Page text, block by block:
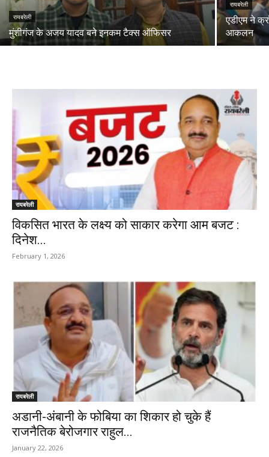
रायबरेली
मुंशीगंज के अजय यादव बने इनकम टैक्स ऑफिसर
रायबरेली
एडीएम ने
आकलन
रायबरेली
विकसित भारत के लक्ष्य को साकार करेगा आम बजट :
दिनेश...
February 1, 2026
रायबरेली
अडानी-अंबानी के फोबिया का शिकार हो चुके हैं
राजनैतिक बेरोजगार राहुल...
January 22, 2026